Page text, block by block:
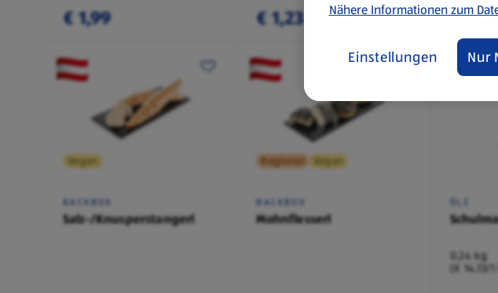
€ 1,99 € 1,23 €
Vegan
BACKBOX
Salz-/Knusperstangerl
Regional Vegan
BACKBOX
Mohnflesserl
0,24 kg
(€ 14,13/
Nähere Informationen zum
Einstellungen Nur